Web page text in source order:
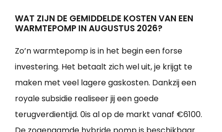
WAT ZIJN DE GEMIDDELDE KOSTEN VAN EEN
WARMTEPOMP IN AUGUSTUS 2026?
Zo’n warmtepomp is in het begin een forse
investering. Het betaalt zich wel uit, je krijgt te
maken met veel lagere gaskosten. Dankzij een
royale subsidie realiseer jij een goede
terugverdientijd. 0is al op de markt vanaf €6100.